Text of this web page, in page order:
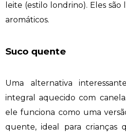
leite (estilo londrino). Eles
aromáticos.
Suco quente
Uma alternativa
integral aquecido com
ele funciona como uma
quente, ideal para crianças